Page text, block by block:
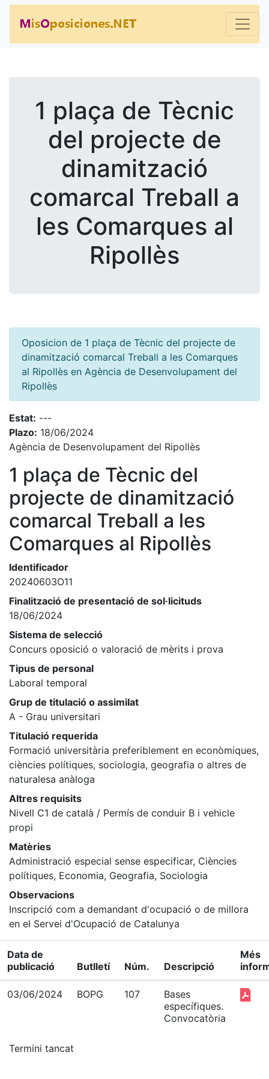
1 plaça de Tècnic
del projecte de
dinamització
comarcal Treball a
les Comarques al
Ripollès
Oposicion de 1 plaça de Tècnic del projecte de
dinamització comarcal Treball a les Comarques
al Ripollès en Agència de Desenvolupament del
Ripollès
Estat: ---
Plazo: 18/06/2024
Agència de Desenvolupament del Ripollès
1 plaça de Tècnic del
projecte de dinamització
comarcal Treball a les
Comarques al Ripollès
Identificador
20240603O11
Finalització de presentació de sol·licituds
18/06/2024
Sistema de selecció
Concurs oposició o valoració de mèrits i prova
Tipus de personal
Laboral temporal
Grup de titulació o assimilat
A - Grau universitari
Titulació requerida
Formació universitària preferiblement en econòmiques,
ciències polítiques, sociologia, geografia o altres de
naturalesa anàloga
Altres requisits
Nivell C1 de català / Permís de conduir B i vehicle
propi
Matèries
Administració especial sense especificar, Ciències
polítiques, Economia, Geografia, Sociologia
Observacions
Inscripció com a demandant d'ocupació o de millora
en el Servei d'Ocupació de Catalunya
Data de
publicació
Butlletí Núm. Descripció
Més
03/06/2024 BOPG 107
Bases
específiques.
Convocatòria
Termini tancat